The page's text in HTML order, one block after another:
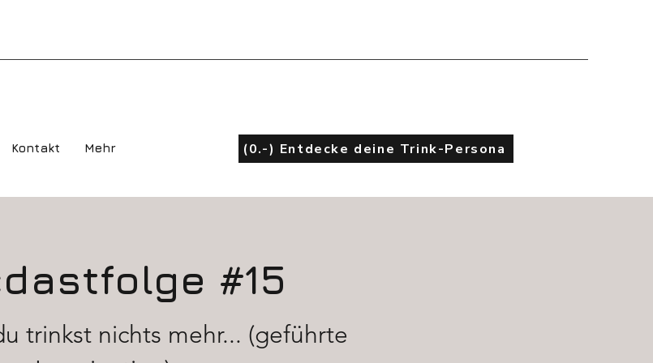
Kontakt Mehr (0.-) Entdecke deine Trink-Persona
#15
trinkst nichts mehr... (geführte